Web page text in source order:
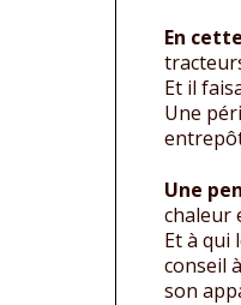
En
Et il
Une
Une
chaleur
Et à qui
conseil
son